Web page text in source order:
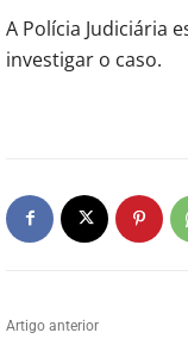
A Polícia Judiciária
investigar o caso.
Artigo anterior